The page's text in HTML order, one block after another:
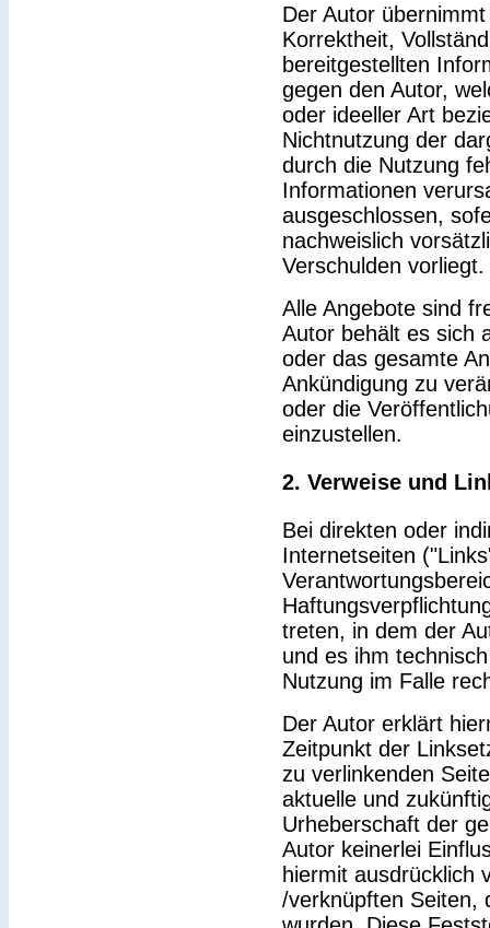
Der Autor
Korrektheit,
bereitgestellten
gegen den Autor,
oder ideeller Art
Nichtnutzung der
durch die Nutzung
Informationen
ausgeschlossen,
nachweislich
Verschulden vorliegt.
Alle Angebote sind
Autor behält es sich
oder das gesamte
Ankündigung zu
oder die
einzustellen.
2. Verweise und
Bei direkten oder
Internetseiten
treten, in dem der
und es ihm
Nutzung im Falle
Der Autor erklärt
Zeitpunkt der
zu verlinkenden
aktuelle und
Urheberschaft der
Autor keinerlei
hiermit ausdrücklich
/verknüpften Seiten,